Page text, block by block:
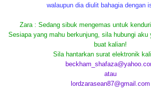
walaupun dia diulit bahagia dengan
Zara : Sedang sibuk mengemas untuk
Sesiapa yang mahu berkunjung, sila hubungi aku
buat kalian!
Sila hantarkan surat elektronik
atau
lordzarasean87@gmail.com